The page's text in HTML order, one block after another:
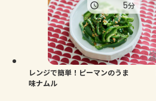
レンジで簡単！ピーマンのうま
味ナムル
5分